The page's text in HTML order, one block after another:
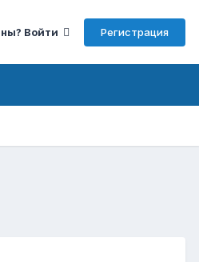
Войти Регистрация